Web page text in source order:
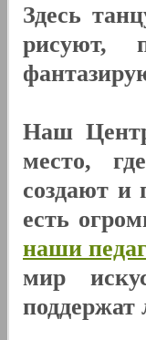
Здесь
рисуют,
Наш
место,
создают и
есть
наши
мир